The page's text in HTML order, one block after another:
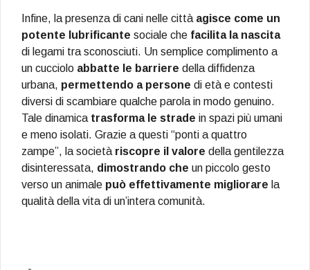
Infine, la presenza di cani nelle città agisce come un
potente lubrificante sociale che facilita la nascita
di legami tra sconosciuti. Un semplice complimento a
un cucciolo abbatte le barriere della diffidenza
urbana, permettendo a persone di età e contesti
diversi di scambiare qualche parola in modo genuino.
Tale dinamica trasforma le strade in spazi più umani
e meno isolati. Grazie a questi “ponti a quattro
zampe”, la società riscopre il valore della gentilezza
disinteressata, dimostrando che un piccolo gesto
verso un animale può effettivamente migliorare la
qualità della vita di un’intera comunità.